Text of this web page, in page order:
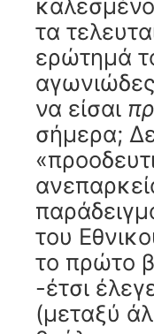
τα
ερώτημά
να είσαι
σήμερα;
του
το πρώτο
-έτσι
(μεταξύ